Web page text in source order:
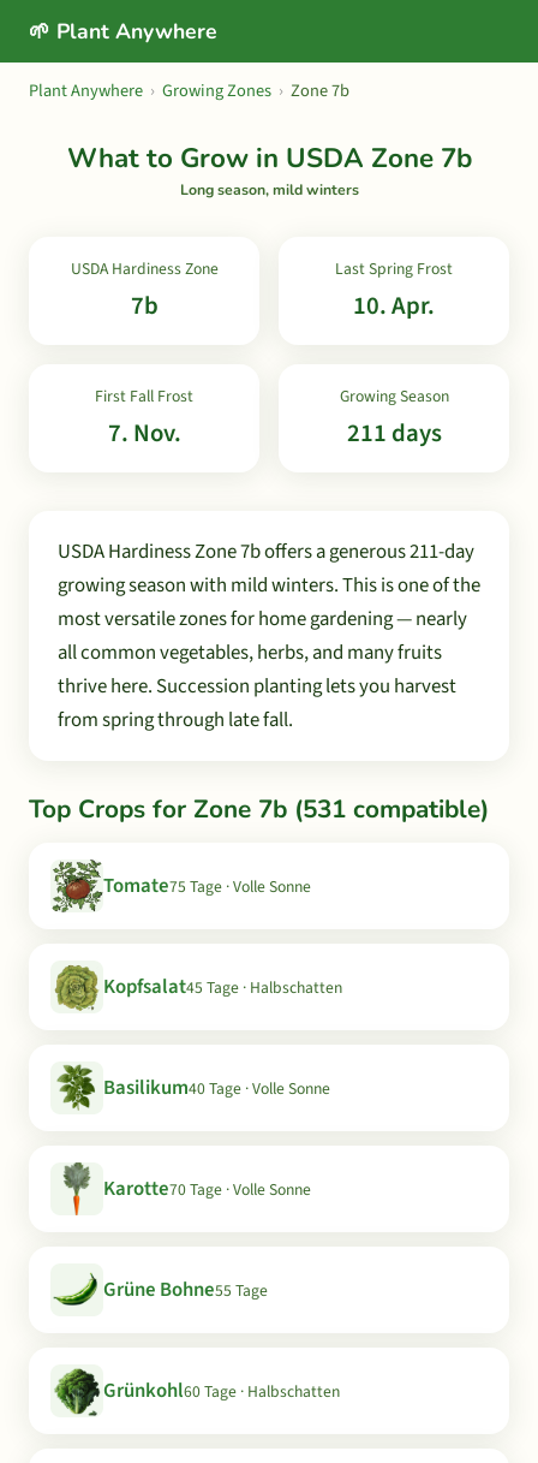
🌱 Plant Anywhere
Plant Anywhere › Growing Zones › Zone 7b
What to Grow in USDA Zone 7b
Long season, mild winters
USDA Hardiness Zone
7b
Last Spring Frost
10. Apr.
First Fall Frost
7. Nov.
Growing Season
211 days
USDA Hardiness Zone 7b offers a generous 211-day
growing season with mild winters. This is one of the
most versatile zones for home gardening — nearly
all common vegetables, herbs, and many fruits
thrive here. Succession planting lets you harvest
from spring through late fall.
Top Crops for Zone 7b (531 compatible)
Tomate75 Tage · Volle Sonne
Kopfsalat45 Tage · Halbschatten
Basilikum40 Tage · Volle Sonne
Karotte70 Tage · Volle Sonne
Grüne Bohne55 Tage
Grünkohl60 Tage · Halbschatten